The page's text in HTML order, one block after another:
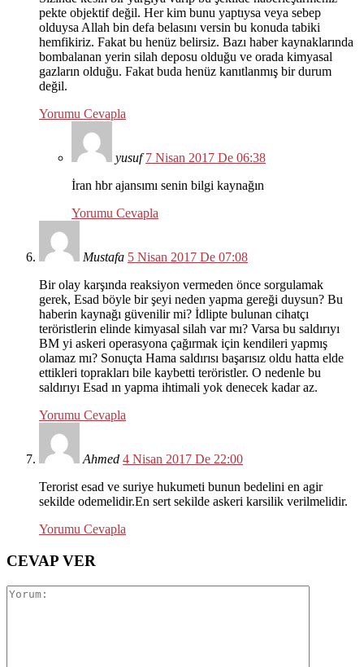
pekte objektif değil. Her kim bunu yaptıysa veya sebep
olduysa Allah bin defa belasını versin bu konuda tabiki
hemfikiriz. Fakat bu henüz belirsiz. Bazı haber kaynaklarında
bombalanan yerin silah deposu olduğu ve orada kimyasal
gazların olduğu. Fakat buda henüz kanıtlanmış bir durum
değil.
Yorumu Cevapla
yusuf 7 Nisan 2017 De 06:38
İran hbr ajansımı senin bilgi kaynağın
Yorumu Cevapla
Mustafa 5 Nisan 2017 De 07:08
Bir olay karşında reaksiyon vermeden önce sorgulamak
gerek, Esad böyle bir şeyi neden yapma gereği duysun? Bu
haberin kaynağı güvenilir mi? İdlipte bulunan cihatçı
teröristlerin elinde kimyasal silah var mı? Varsa bu saldırıyı
BM yi askeri operasyona çağırmak için kendileri yapmış
olamaz mı? Sonuçta Hama saldırısı başarısız oldu hatta elde
ettikleri toprakları bile kaybetti teröristler. O nedenle bu
saldırıyı Esad ın yapma ihtimali yok denecek kadar az.
Yorumu Cevapla
Ahmed 4 Nisan 2017 De 22:00
Terorist esad ve suriye hukumeti bunun bedelini en agir
sekilde odemelidir.En sert sekilde askeri karsilik verilmelidir.
Yorumu Cevapla
CEVAP VER